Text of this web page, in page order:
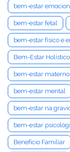
bem-estar
bem-estar fetal
bem-estar físico e
Bem-Estar Holístico
bem-estar materno
bem-estar mental
bem-estar na
bem-estar
Benefício Familiar